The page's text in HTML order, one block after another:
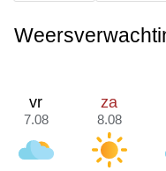
vr
7.08
za
8.08